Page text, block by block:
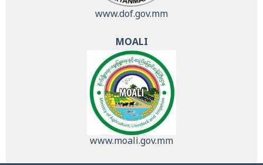
www.dof.gov.mm
MOALI
www.moali.gov.mm